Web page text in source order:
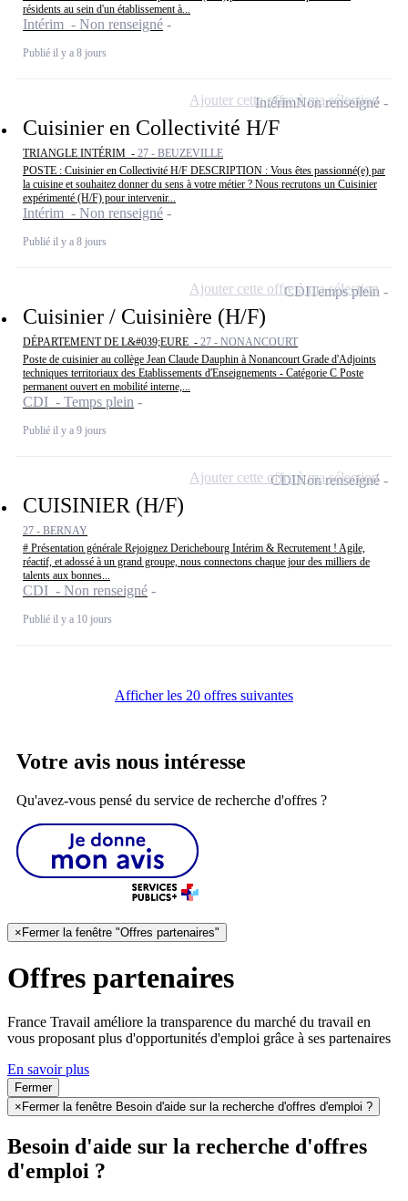
résidents au sein d'un établissement à...
Intérim - Non renseigné
Publié il y a 8 jours
Cuisinier en Collectivité H/F
TRIANGLE INTÉRIM - 27 - BEUZEVILLE
POSTE : Cuisinier en Collectivité H/F DESCRIPTION : Vous êtes passionné(e) par
la cuisine et souhaitez donner du sens à votre métier ? Nous recrutons un Cuisinier
expérimenté (H/F) pour intervenir...
Intérim - Non renseigné
Publié il y a 8 jours
IntérimNon renseigné
Ajouter cette offre à ma sélection
Cuisinier / Cuisinière (H/F)
DÉPARTEMENT DE L&#039;EURE - 27 - NONANCOURT
Poste de cuisinier au collège Jean Claude Dauphin à Nonancourt Grade d'Adjoints
techniques territoriaux des Etablissements d'Enseignements - Catégorie C Poste
permanent ouvert en mobilité interne,...
CDI - Temps plein
Publié il y a 9 jours
CDITemps plein
Ajouter cette offre à ma sélection
CUISINIER (H/F)
27 - BERNAY
# Présentation générale Rejoignez Derichebourg Intérim & Recrutement ! Agile,
réactif, et adossé à un grand groupe, nous connectons chaque jour des milliers de
talents aux bonnes...
CDI - Non renseigné
Publié il y a 10 jours
CDINon renseigné
Ajouter cette offre à ma sélection
Afficher les 20 offres suivantes
Votre avis nous intéresse
Qu'avez-vous pensé du service de recherche d'offres ?
×Fermer la fenêtre "Offres partenaires"
Offres partenaires
France Travail améliore la transparence du marché du travail en
vous proposant plus d'opportunités d'emploi grâce à ses partenaires
En savoir plus
Fermer
× Fermer la fenêtre Besoin d'aide sur la recherche d'offres d'emploi ?
Besoin d'aide sur la recherche d'offres
d'emploi ?